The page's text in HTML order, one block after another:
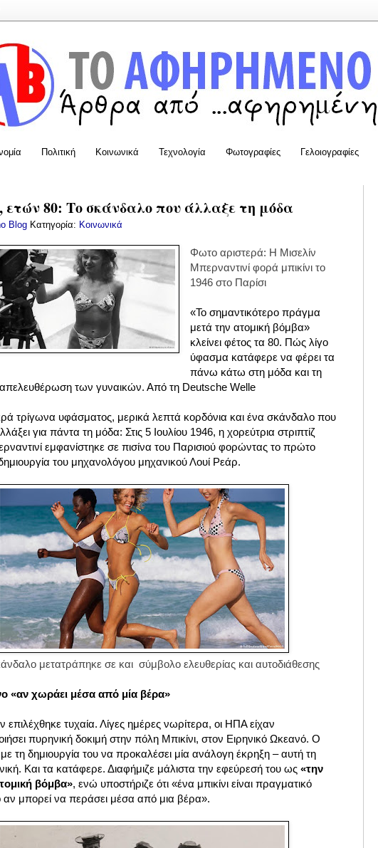
Πολιτική Κοινωνικά Τεχνολογία Φωτογραφίες Γελοιογραφίες
ετών 80: Το σκάνδαλο που άλλαξε τη μόδα
Blog Κατηγορία: Κοινωνικά
Φωτο αριστερά: Η Μισελίν
Μπερναντινί φορά μπικίνι το
1946 στο Παρίσι
«Το σημαντικότερο πράγμα
μετά την ατομική βόμβα»
κλείνει φέτος τα 80. Πώς λίγο
ύφασμα κατάφερε να φέρει τα
πάνω κάτω στη μόδα και τη
απελευθέρωση των γυναικών. Από τη Deutsche Welle
τρίγωνα υφάσματος, μερικά λεπτά κορδόνια και ένα σκάνδαλο που
για πάντα τη μόδα: Στις 5 Ιουλίου 1946, η χορεύτρια στριπτίζ
εμφανίστηκε σε πισίνα του Παρισιού φορώντας το πρώτο
δημιουργία του μηχανολόγου μηχανικού Λουί Ρεάρ.
μετατράπηκε σε και σύμβολο ελευθερίας και αυτοδιάθεσης
«αν χωράει μέσα από μία βέρα»
επιλέχθηκε τυχαία. Λίγες ημέρες νωρίτερα, οι ΗΠΑ είχαν
πυρηνική δοκιμή στην πόλη Μπικίνι, στον Ειρηνικό Ωκεανό. Ο
τη δημιουργία του να προκαλέσει μία ανάλογη έκρηξη – αυτή τη
Και τα κατάφερε. Διαφήμιζε μάλιστα την εφεύρεσή του ως «την
βόμβα», ενώ υποστήριζε ότι «ένα μπικίνι είναι πραγματικό
αν μπορεί να περάσει μέσα από μια βέρα».